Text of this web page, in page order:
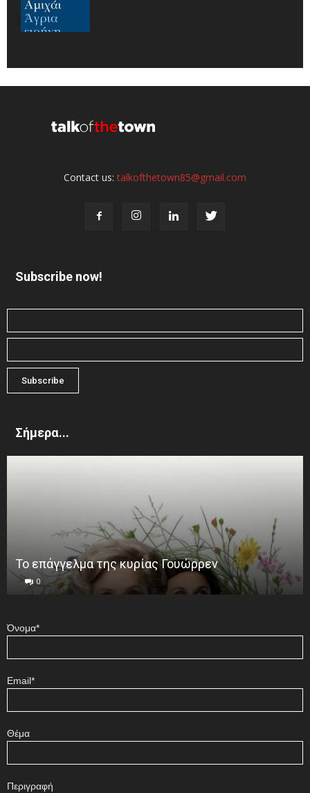
Contact us:talkofthetown85@gmail.com
Subscribe now!
Σήμερα...
Το επάγγελμα της κυρίας Γουώρρεν
0
Όνομα*
Email*
Θέμα
Περιγραφή